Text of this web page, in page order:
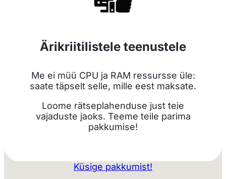
Ärikriitilistele teenustele
Me ei müü CPU ja RAM ressursse üle:
saate täpselt selle, mille eest maksate.
Loome rätseplahenduse just teie
vajaduste jaoks. Teeme teile parima
pakkumise!
Küsige pakkumist!